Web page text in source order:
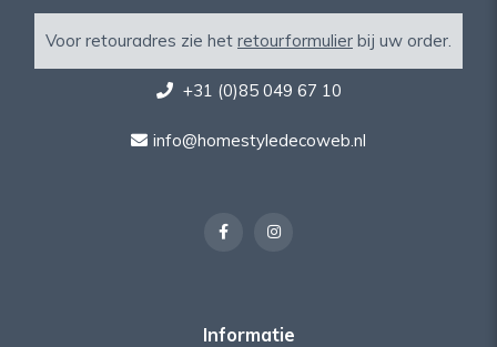
Voor retouradres zie het retourformulier bij uw order.
+31 (0)85 049 67 10
info@homestyledecoweb.nl
Informatie